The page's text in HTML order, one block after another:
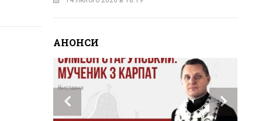
АНОНСИ